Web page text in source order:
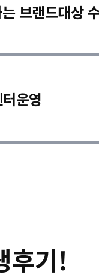
브랜드대상
운영
후기!